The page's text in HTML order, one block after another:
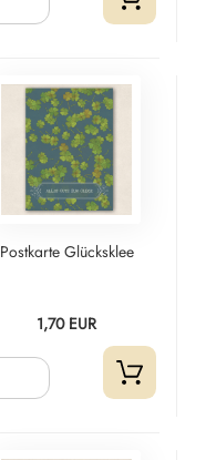
Postkarte Glücksklee
1,70 EUR